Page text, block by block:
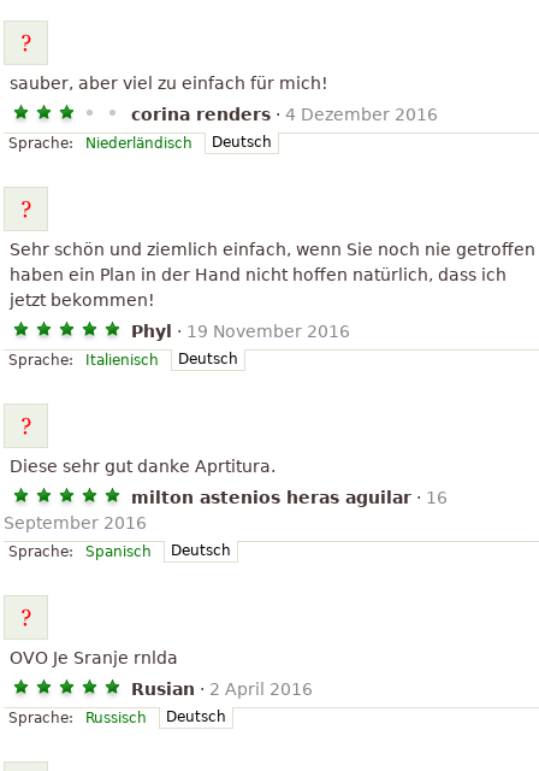
sauber, aber viel zu einfach für mich!
corina renders · 4 Dezember 2016
Sprache: Niederländisch Deutsch
Sehr schön und ziemlich einfach, wenn Sie noch nie getroffen
haben ein Plan in der Hand nicht hoffen natürlich, dass ich
jetzt bekommen!
Phyl
· 19 November 2016
Sprache: Italienisch Deutsch
Diese sehr gut danke Aprtitura.
milton astenios heras aguilar · 16
September 2016
Sprache: Spanisch Deutsch
OVO Je Sranje rnlda
Rusian · 2 April 2016
Sprache: Russisch Deutsch